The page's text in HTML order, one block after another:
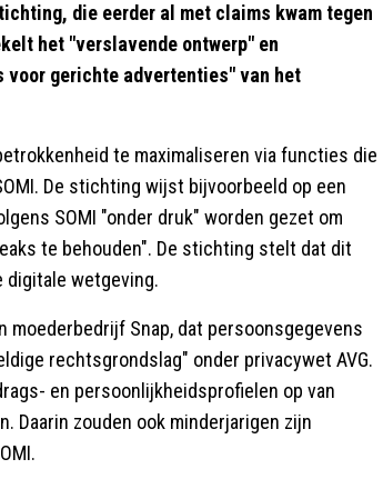
die eerder al met claims kwam tegen
het "verslavende ontwerp" en
voor gerichte advertenties" van het
te maximaliseren via functies die
De stichting wijst bijvoorbeeld op een
SOMI "onder druk" worden gezet om
te behouden". De stichting stelt dat dit
wetgeving.
Snap, dat persoonsgegevens
rechtsgrondslag" onder privacywet AVG.
en persoonlijkheidsprofielen op van
Daarin zouden ook minderjarigen zijn